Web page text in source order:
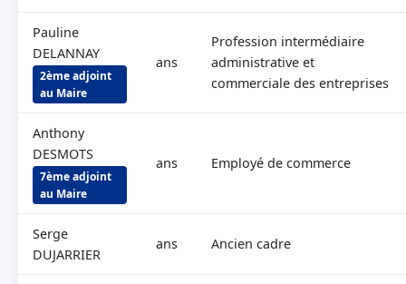
Pauline
DELANNAY
2ème adjoint
au Maire
ans
Profession intermédiaire
administrative et
commerciale des entreprises
Anthony
DESMOTS
7ème adjoint
au Maire
ans Employé de commerce
Serge
DUJARRIER
ans Ancien cadre